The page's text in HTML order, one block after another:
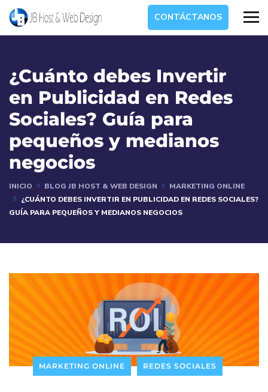
CONTÁCTANOS
¿Cuánto debes Invertir
en Publicidad en Redes
Sociales? Guía para
pequeños y medianos
negocios
INICIO BLOG JB HOST & WEB DESIGN
MARKETING ONLINE
¿CUÁNTO DEBES INVERTIR EN PUBLICIDAD EN REDES SOCIALES?
GUÍA PARA PEQUEÑOS Y MEDIANOS NEGOCIOS
MARKETING ONLINE REDES SOCIALES